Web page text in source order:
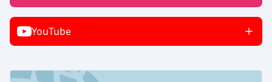
YouTube